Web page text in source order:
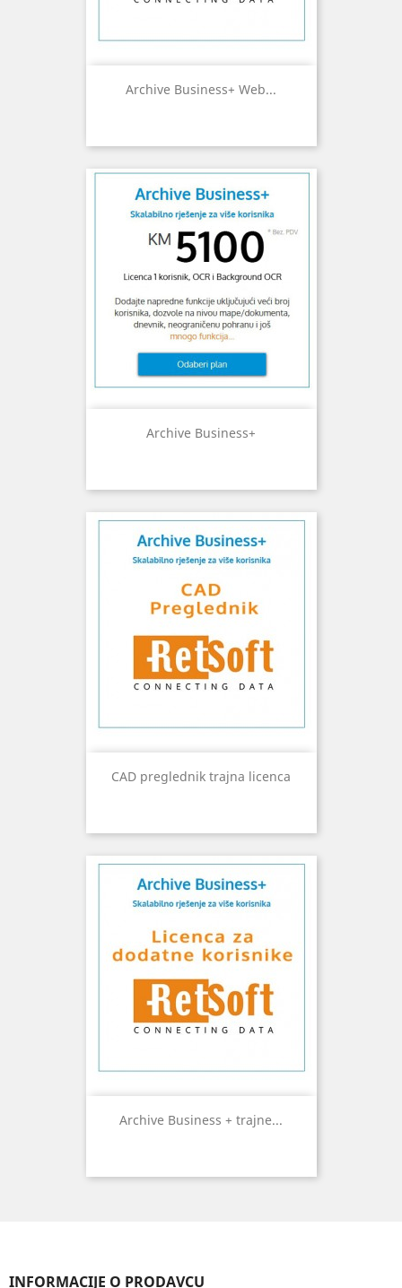
Archive Business+ Web...
Archive Business+
CAD preglednik trajna licenca
Archive Business + trajne...
INFORMACIJE O PRODAVCU